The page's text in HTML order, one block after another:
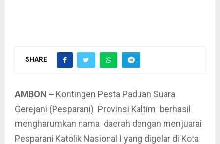
SHARE
AMBON – Kontingen Pesta Paduan Suara
Gerejani (Pesparani) Provinsi Kaltim berhasil
mengharumkan nama daerah dengan menjuarai
Pesparani Katolik Nasional I yang digelar di Kota